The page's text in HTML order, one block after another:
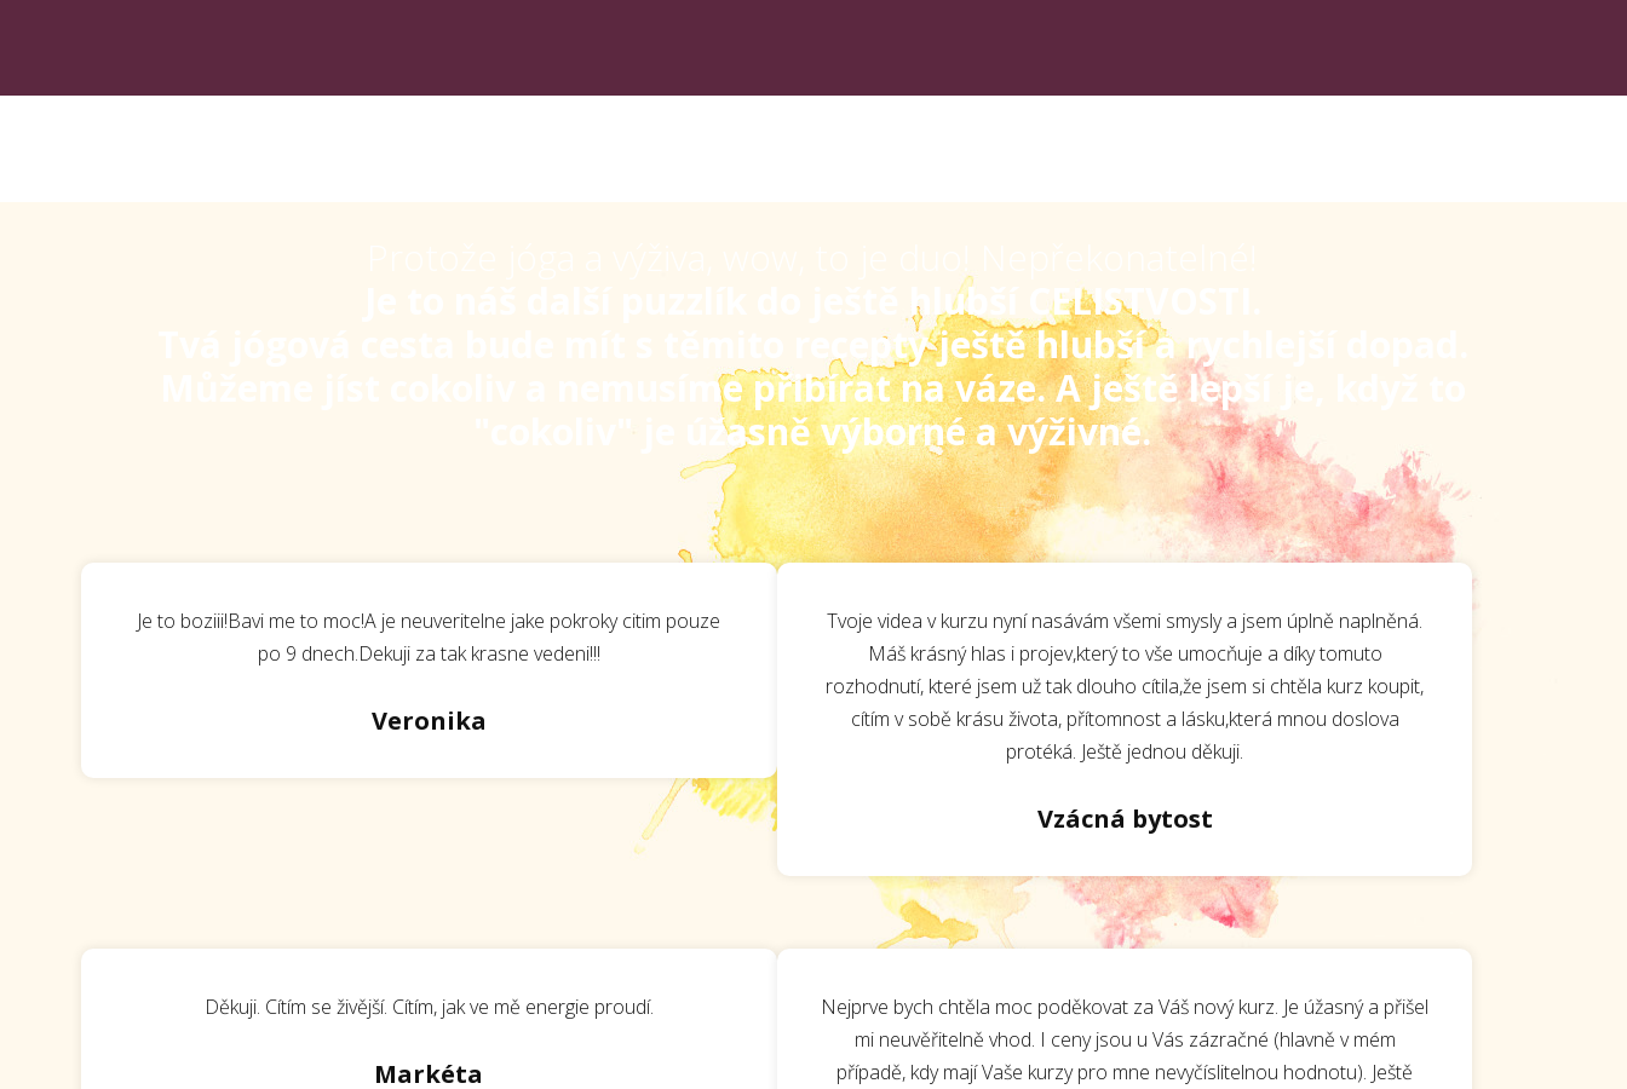
Je to náš další puzzlík do ještě hlubší CELISTVOSTI.
Tvá jógová cesta bude mít s těmito recepty ještě hlubší a rychlejší dopad.
Můžeme jíst cokoliv a nemusíme přibírat na váze. A ještě lepší je, když to
"cokoliv" je úžasně výborné a výživné.
Je to boziii!Bavi me to moc!A je neuveritelne jake pokroky citim pouze
po 9 dnech.Dekuji za tak krasne vedeni!!!
Veronika
Tvoje videa v kurzu nyní nasávám všemi smysly a jsem úplně naplněná.
Máš krásný hlas i projev,který to vše umocňuje a díky tomuto
rozhodnutí, které jsem už tak dlouho cítila,že jsem si chtěla kurz koupit,
cítím v sobě krásu života, přítomnost a lásku,která mnou doslova
protéká. Ještě jednou děkuji.
Vzácná bytost
Děkuji. Cítím se živější. Cítím, jak ve mě energie proudí.
Markéta
Nejprve bych chtěla moc poděkovat za Váš nový kurz. Je úžasný a přišel
mi neuvěřitelně vhod. I ceny jsou u Vás zázračné (hlavně v mém
případě, kdy mají Vaše kurzy pro mne nevyčíslitelnou hodnotu). Ještě